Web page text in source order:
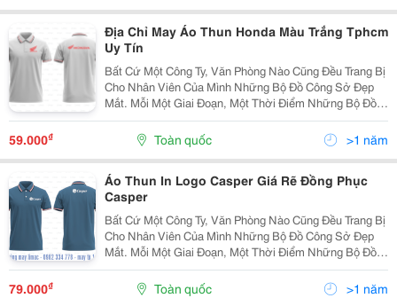
Địa Chỉ May Áo Thun Honda Màu Trắng Tphcm
Uy Tín
Bất Cứ Một Công Ty, Văn Phòng Nào Cũng Đều Trang Bị
Cho Nhân Viên Của Mình Những Bộ Đồ Công Sở Đẹp
Mắt. Mỗi Một Giai Đoạn, Một Thời Điểm Những Bộ Đồ
Ấy Lại Có Những Thiết Kế Khác Nhau Theo Xu Hướng
Khác Nhau. Tham Khảo Gợi Ý May Đồng Phục Công
59.000₫ Toàn quốc >1 năm
Áo Thun In Logo Casper Giá Rẽ Đồng Phục
Casper
Bất Cứ Một Công Ty, Văn Phòng Nào Cũng Đều Trang Bị
Cho Nhân Viên Của Mình Những Bộ Đồ Công Sở Đẹp
Mắt. Mỗi Một Giai Đoạn, Một Thời Điểm Những Bộ Đồ
Ấy Lại Có Những Thiết Kế Khác Nhau Theo Xu Hướng
Khác Nhau. Tham Khảo Gợi Ý May Đồng Phục Công
79.000₫ Toàn quốc >1 năm